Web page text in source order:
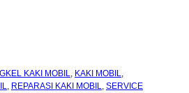
KAKI MOBIL, KAKI MOBIL
, REPARASI KAKI MOBIL, SERVICE